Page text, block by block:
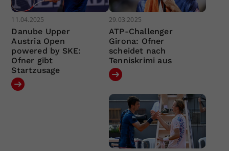
11.04.2025
Danube Upper
Austria Open
powered by SKE:
Ofner gibt
Startzusage
29.03.2025
ATP-Challenger
Girona: Ofner
scheidet nach
Tenniskrimi aus